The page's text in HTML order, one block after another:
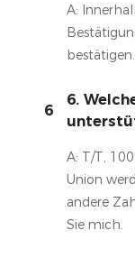
A:
bestätigen.
6
6.
A: T/T,
Union
andere
Sie mich.